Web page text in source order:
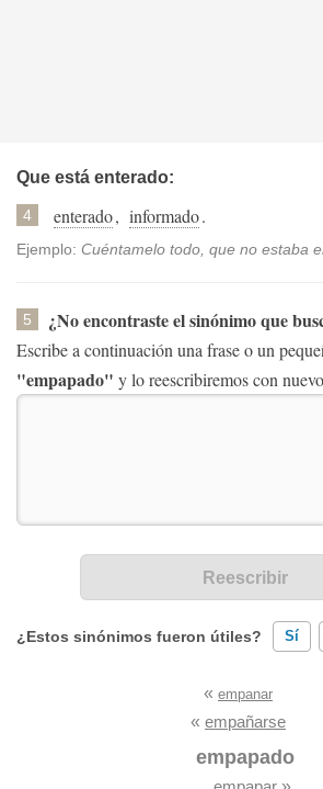
Que está enterado:
4 enterado, informado.
Ejemplo: Cuéntamelo todo, que no estaba
5 ¿No encontraste el sinónimo que
Escribe a continuación una frase o un
"empapado" y lo reescribiremos con
¿Estos sinónimos fueron útiles? Sí
Existen sinónimos incorrectos
Ninguno de los sinónimos presentados
« empanar
« empañarse
empapado